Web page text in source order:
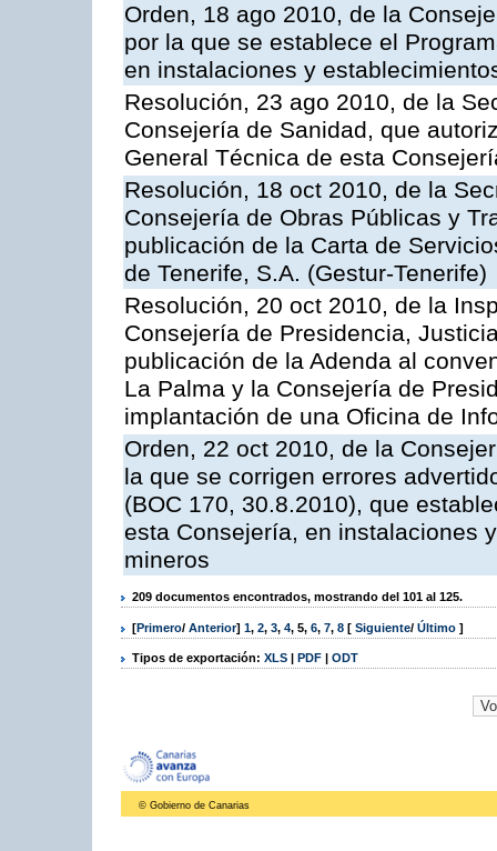
Orden, 18 ago 2010, de la
por la que se establece el
en instalaciones y
Resolución, 23 ago 2010, de la
Consejería de Sanidad, que
General Técnica de esta
Resolución, 18 oct 2010, de la
Consejería de Obras Públicas y
publicación de la Carta de
de Tenerife, S.A. (Gestur-Tenerife)
Resolución, 20 oct 2010, de la
Consejería de Presidencia,
publicación de la Adenda al
La Palma y la Consejería de
implantación de una Oficina de
Orden, 22 oct 2010, de la
la que se corrigen errores
(BOC 170, 30.8.2010), que
esta Consejería, en instalaciones
mineros
209 documentos encontrados, mostrando del 101 al 125.
[Primero/ Anterior] 1, 2, 3, 4, 5, 6, 7, 8 [ Siguiente/ Último ]
Tipos de exportación: XLS | PDF | ODT
© Gobierno de Canarias